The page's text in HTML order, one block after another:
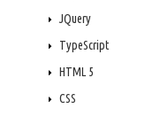
JQuery
TypeScript
HTML 5
CSS